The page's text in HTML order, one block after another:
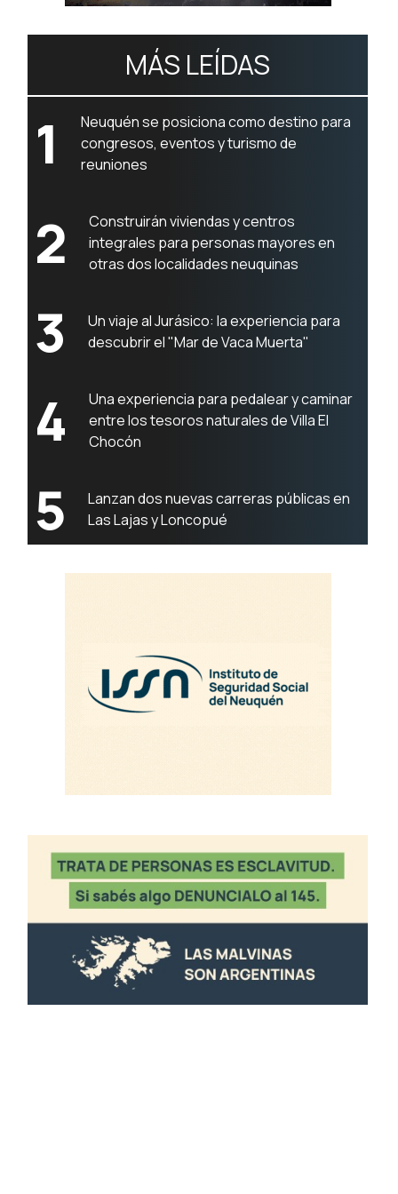
MÁS LEÍDAS
1
Neuquén se posiciona como destino para
congresos, eventos y turismo de
reuniones
2
Construirán viviendas y centros
integrales para personas mayores en
otras dos localidades neuquinas
3
Un viaje al Jurásico: la experiencia para
descubrir el "Mar de Vaca Muerta"
4
Una experiencia para pedalear y caminar
entre los tesoros naturales de Villa El
Chocón
5
Lanzan dos nuevas carreras públicas en
Las Lajas y Loncopué